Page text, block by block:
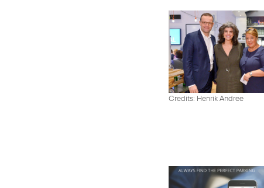
Credits: Henrik Andree